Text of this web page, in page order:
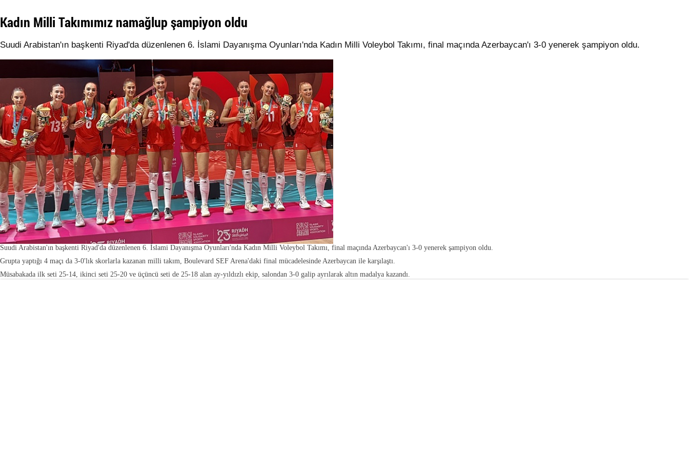
Kadın Milli Takımımız namağlup şampiyon oldu
Suudi Arabistan'ın başkenti Riyad'da düzenlenen 6. İslami Dayanışma Oyunları'nda Kadın Milli Voleybol Takımı, final maçında Azerbaycan'ı 3-0 yenerek şampiyon oldu.
Suudi Arabistan'ın başkenti Riyad'da düzenlenen 6. İslami Dayanışma Oyunları'nda Kadın Milli Voleybol Takımı, final maçında Azerbaycan'ı 3-0 yenerek şampiyon oldu.
Grupta yaptığı 4 maçı da 3-0'lık skorlarla kazanan milli takım, Boulevard SEF Arena'daki final mücadelesinde Azerbaycan ile karşılaştı.
Müsabakada ilk seti 25-14, ikinci seti 25-20 ve üçüncü seti de 25-18 alan ay-yıldızlı ekip, salondan 3-0 galip ayrılarak altın madalya kazandı.